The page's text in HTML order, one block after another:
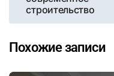
строительство
Похожие записи